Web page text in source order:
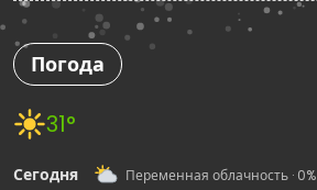
Погода
31°
Сегодня Переменная облачность · 0%